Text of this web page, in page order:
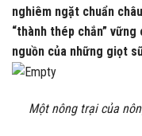
nghiêm ngặt chuẩn
“thành thép chắn”
nguồn của những giọt
Một nông trại của